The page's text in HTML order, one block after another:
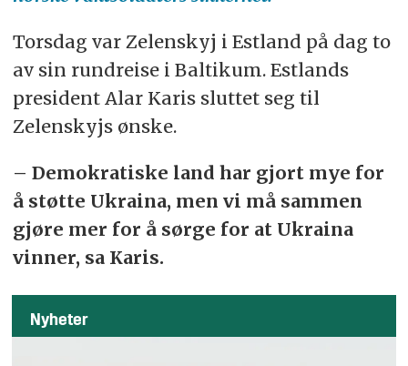
Torsdag var Zelenskyj i Estland på dag to
av sin rundreise i Baltikum. Estlands
president Alar Karis sluttet seg til
Zelenskyjs ønske.
– Demokratiske land har gjort mye for
å støtte Ukraina, men vi må sammen
gjøre mer for å sørge for at Ukraina
vinner, sa Karis.
Nyheter